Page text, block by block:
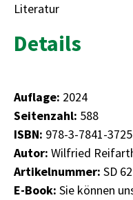
Literatur
Details
Auflage: 2024
Seitenzahl: 588
ISBN: 978-3-7841-
Autor: Wilfried
Artikelnummer: SD 62
E-Book: Sie können